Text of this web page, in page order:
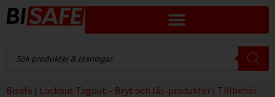
Bisafe | Lockout Tagout – Bryt och lås-produkter | Tillbehör